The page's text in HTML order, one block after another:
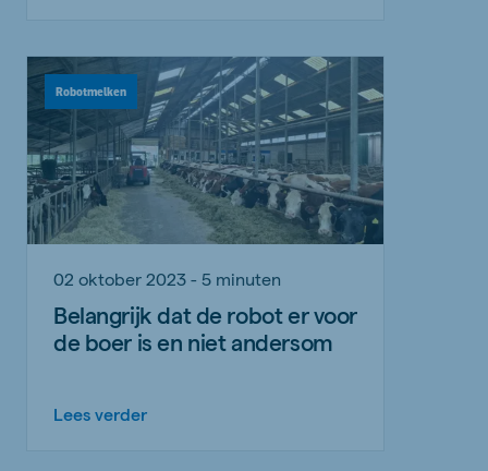
Robotmelken
02 oktober 2023 - 5 minuten
Belangrijk dat de robot er voor
de boer is en niet andersom
Lees verder